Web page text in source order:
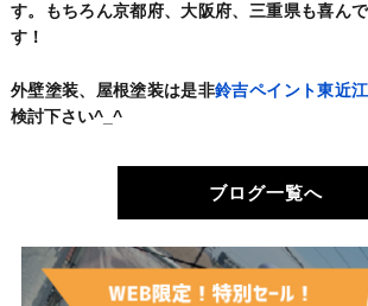
す。もちろん京都府、大阪府、三重県も喜ん
す！
外壁塗装、屋根塗装は是非鈴吉ペイント東近
検討下さい^_^
ブログ一覧へ